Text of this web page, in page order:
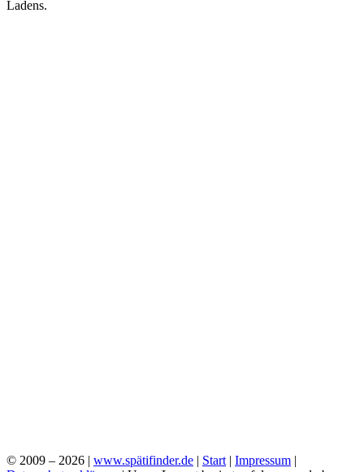
Ladens.
© 2009 – 2026 | www.spätifinder.de | Start | Impressum |